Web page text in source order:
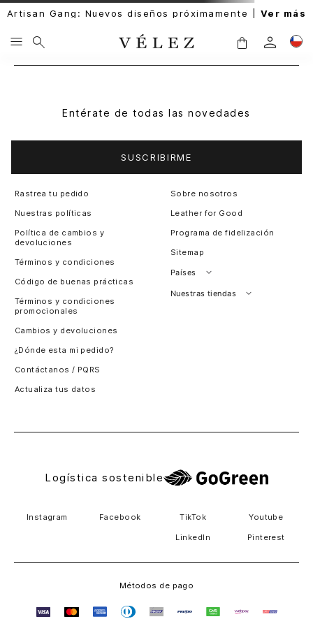
Artisan Gang: Nuevos diseños próximamente | Ver más
Entérate de todas las novedades
SUSCRIBIRME
Rastrea tu pedido
Nuestras políticas
Política de cambios y
devoluciones
Términos y condiciones
Código de buenas prácticas
Términos y condiciones
promocionales
Cambios y devoluciones
¿Dónde esta mi pedido?
Contáctanos / PQRS
Actualiza tus datos
Sobre nosotros
Leather for Good
Programa de fidelización
Sitemap
Países
Perú
Nuestras tiendas
Logística sostenible
Instagram Facebook TikTok Youtube
LinkedIn Pinterest
Métodos de pago